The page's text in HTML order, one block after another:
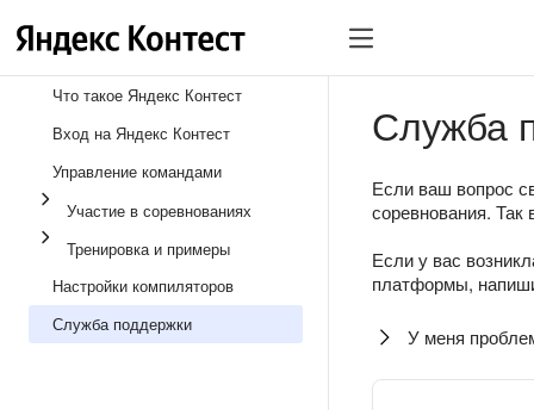
Что такое Яндекс Контест
Вход на Яндекс Контест
Управление командами
Участие в соревнованиях
Тренировка и примеры
Настройки компиляторов
Служба поддержки
Служба
Если ваш вопрос
соревнования. Так
Если у вас
платформы,
У меня